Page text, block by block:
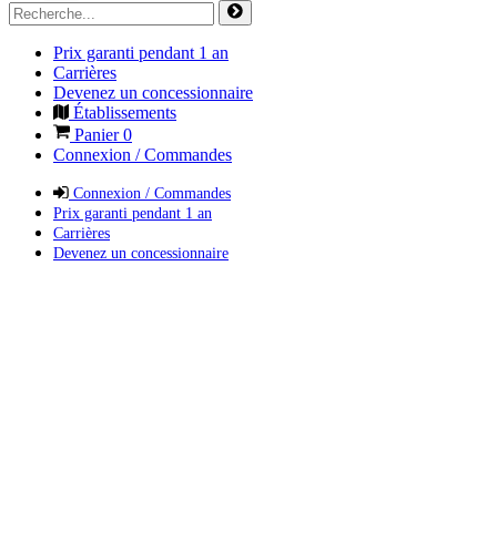
Prix garanti pendant 1 an
Carrières
Devenez un concessionnaire
Établissements
Panier0
Connexion / Commandes
Connexion / Commandes
Prix garanti pendant 1 an
Carrières
Devenez un concessionnaire